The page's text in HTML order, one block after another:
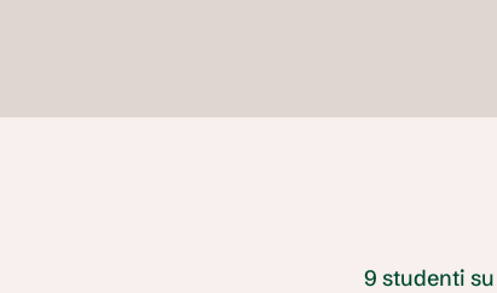
9 studenti